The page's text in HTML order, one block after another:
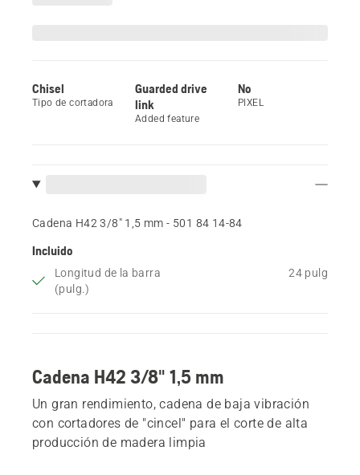
Chisel
Tipo de cortadora
Guarded drive
link
Added feature
No
PIXEL
Cadena H42 3/8" 1,5 mm - 501 84 14‑84
Incluido
Longitud de la barra
(pulg.)
24 pulg
Cadena H42 3/8" 1,5 mm
Un gran rendimiento, cadena de baja vibración
con cortadores de "cincel" para el corte de alta
producción de madera limpia